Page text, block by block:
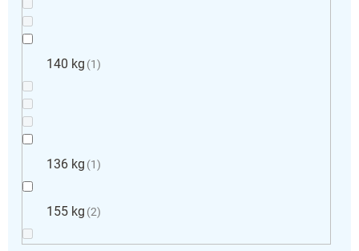
140 kg 1
136 kg 1
155 kg 2